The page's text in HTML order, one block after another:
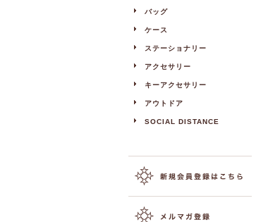
バッグ
ケース
ステーショナリー
アクセサリー
キーアクセサリー
アウトドア
SOCIAL DISTANCE